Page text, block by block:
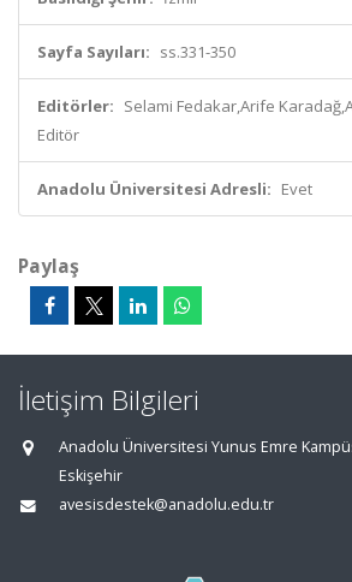
Sayfa Sayıları: ss.331-350
Editörler: Selami Fedakar,Arife
Editör
Anadolu Üniversitesi Adresli: Evet
Paylaş
İletişim Bilgileri
Anadolu Üniversitesi Yunus Emre
Eskişehir
avesisdestek@anadolu.edu.tr